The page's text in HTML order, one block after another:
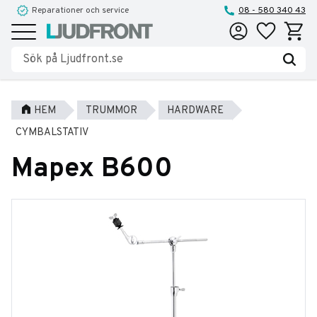
Meny
Reparationer och service 08 - 580 340 43
Favoriter
HEM TRUMMOR
HARDWARE
CYMBALSTATIV
Mapex B600